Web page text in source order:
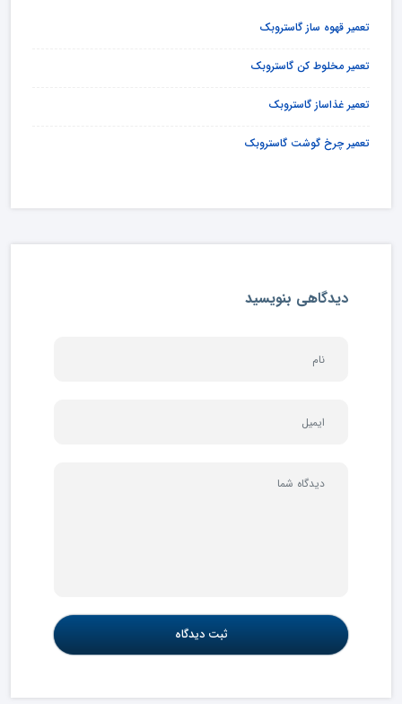
تعمیر قهوه ساز گاستروبک
تعمیر مخلوط کن گاستروبک
تعمیر غذاساز گاستروبک
تعمیر چرخ گوشت گاستروبک
دیدگاهی بنویسید